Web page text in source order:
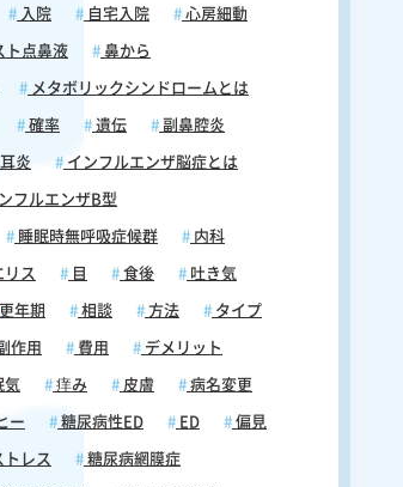
入院 自宅入院 心房細動
ト点鼻液 鼻から
メタボリックシンドロームとは
確率 遺伝 副鼻腔炎
炎 インフルエンザ脳症とは
フルエンザB型
睡眠時無呼吸症候群 内科
リス 目 食後 吐き気
更年期 相談 方法 タイプ
作用 費用 デメリット
気 痒み 皮膚 病名変更
ー 糖尿病性ED ED 偏見
トレス 糖尿病網膜症